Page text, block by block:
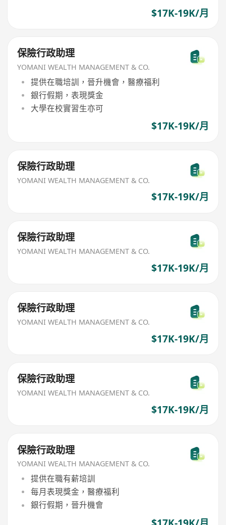
$17K-19K/月
保險行政助理
YOMANI WEALTH MANAGEMENT & CO.
提供在職培訓，晉升機會，醫療福利
銀行假期，表現獎金
大學在校實習生亦可
$17K-19K/月
保險行政助理
YOMANI WEALTH MANAGEMENT & CO.
$17K-19K/月
保險行政助理
YOMANI WEALTH MANAGEMENT & CO.
$17K-19K/月
保險行政助理
YOMANI WEALTH MANAGEMENT & CO.
$17K-19K/月
保險行政助理
YOMANI WEALTH MANAGEMENT & CO.
$17K-19K/月
保險行政助理
YOMANI WEALTH MANAGEMENT & CO.
提供在職有薪培訓
每月表現獎金，醫療福利
銀行假期，晉升機會